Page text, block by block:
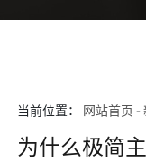
当前位置： 网站首页 -
为什么极简